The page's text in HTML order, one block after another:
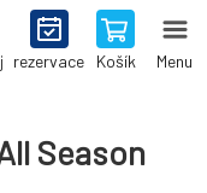
rezervace Košík Menu
Season